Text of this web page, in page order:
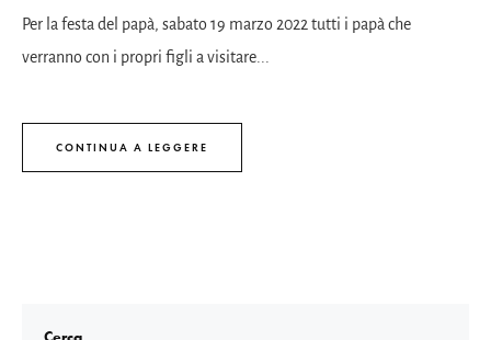
Per la festa del papà, sabato 19 marzo 2022 tutti i papà che
verranno con i propri figli a visitare...
CONTINUA A LEGGERE